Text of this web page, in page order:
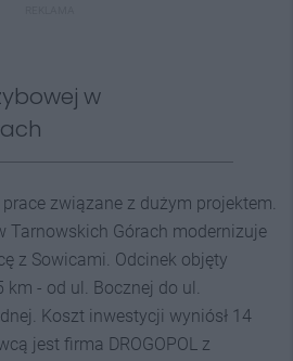
w
związane z dużym projektem.
Tarnowskich Górach modernizuje
z Sowicami. Odcinek objęty
- od ul. Bocznej do ul.
Koszt inwestycji wyniósł 14
jest firma DROGOPOL z